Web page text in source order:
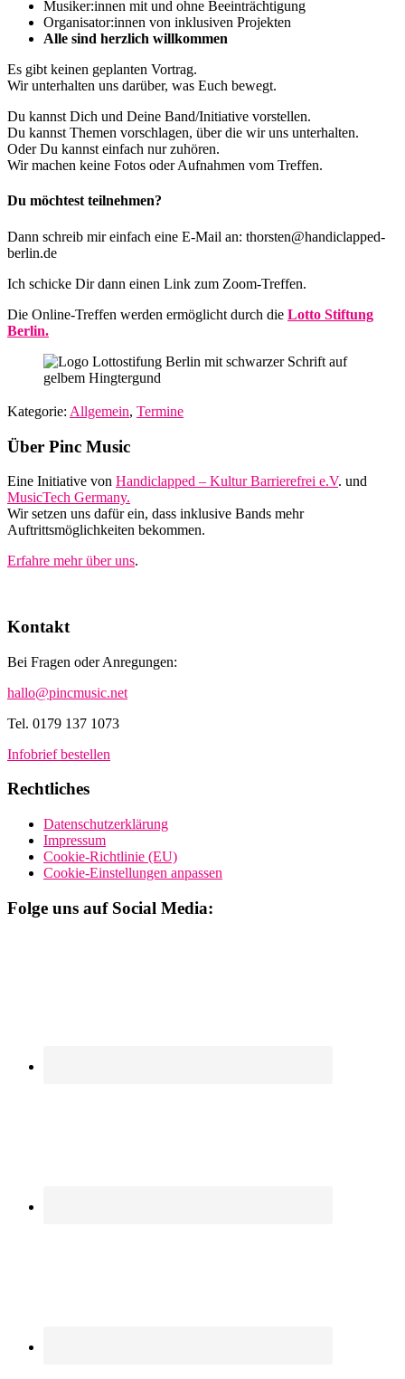
Musiker:innen mit und ohne Beeinträchtigung
Organisator:innen von inklusiven Projekten
Alle sind herzlich willkommen
Es gibt keinen geplanten Vortrag.
Wir unterhalten uns darüber, was Euch bewegt.
Du kannst Dich und Deine Band/Initiative vorstellen.
Du kannst Themen vorschlagen, über die wir uns unterhalten.
Oder Du kannst einfach nur zuhören.
Wir machen keine Fotos oder Aufnahmen vom Treffen.
Du möchtest teilnehmen?
Dann schreib mir einfach eine E-Mail an: thorsten@handiclapped-
berlin.de
Ich schicke Dir dann einen Link zum Zoom-Treffen.
Die Online-Treffen werden ermöglicht durch die Lotto Stiftung
Berlin.
Kategorie: Allgemein, Termine
Footer
Über Pinc Music
Eine Initiative von Handiclapped – Kultur Barrierefrei e.V. und
MusicTech Germany.
Wir setzen uns dafür ein, dass inklusive Bands mehr
Auftrittsmöglichkeiten bekommen.
Erfahre mehr über uns.
Kontakt
Bei Fragen oder Anregungen:
hallo@pincmusic.net
Tel. 0179 137 1073
Infobrief bestellen
Rechtliches
Datenschutzerklärung
Impressum
Cookie-Richtlinie (EU)
Cookie-Einstellungen anpassen
Folge uns auf Social Media: